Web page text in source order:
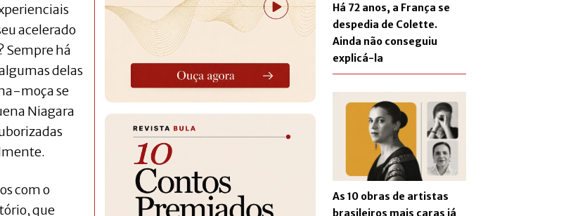
acelerado
Sempre há
delas
moça se
Niagara
com o
que
Há 72 anos, a França se
despedia de Colette.
Ainda não conseguiu
explicá-la
As 10 obras de artistas
brasileiros mais caras já